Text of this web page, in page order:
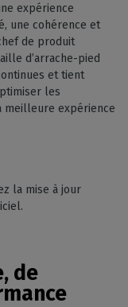
expérience
une cohérence et
de produit
d’arrache-pied
et tient
les
expérience
la mise à jour
de